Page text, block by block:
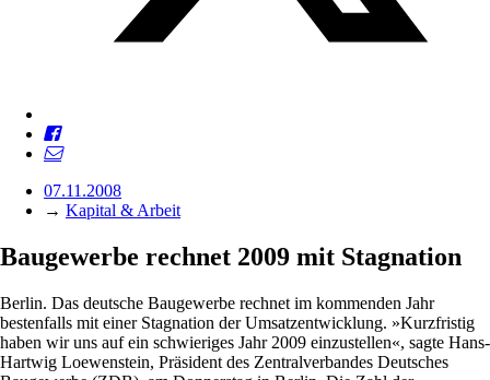
07.11.2008
→ Kapital & Arbeit
Baugewerbe rechnet 2009 mit Stagnation
Berlin. Das deutsche Baugewerbe rechnet im kommenden Jahr
bestenfalls mit einer Stagnation der Umsatzentwicklung. »Kurzfristig
haben wir uns auf ein schwieriges Jahr 2009 einzustellen«, sagte Hans-
Hartwig Loewenstein, Präsident des Zentralverbandes Deutsches